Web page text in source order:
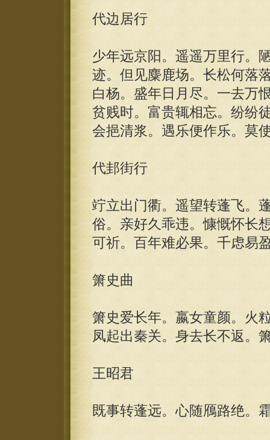
代边居行
少年远京阳。遥遥万里行。
迹。但见麋鹿场。长松何落
白杨。盛年日月尽。一去万
贫贱时。富贵辄相忘。纷纷
会挹清浆。遇乐便作乐。莫
代邽街行
竚立出门衢。遥望转蓬飞。
俗。亲好久乖违。慷慨怀长
可祈。百年难必果。千虑易
箫史曲
箫史爱长年。嬴女童颜。火
凤起出秦关。身去长不返。
王昭君
既事转蓬远。心随鴈路绝。